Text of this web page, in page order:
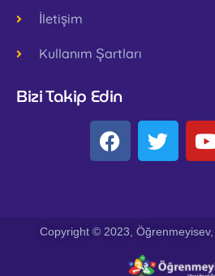
İletişim
Kullanım Şartları
Bizi Takip Edin
Copyright © 2023, Öğrenmeyisev,